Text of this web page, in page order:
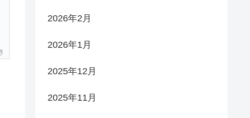
2026年2月
2026年1月
2025年12月
2025年11月